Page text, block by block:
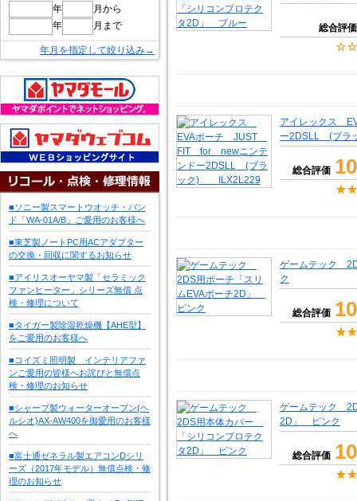
年
月から
年
月まで
年月を指定して絞り込み→
■ソニー製スマートウオッチ・バン
ド「WA-01A/B」ご愛用のお客様へ
■東芝製ノートPC用ACアダプター
の交換・回収に関するお知らせ
■アイリスオーヤマ製「セラミック
ファンヒーター」シリーズ無償 点
検・修理について
■タイガー製除湿乾燥機【AHE型】
をご愛用のお客様へ
■コイズミ照明製 インテリアファ
ンご愛用の皆様へお詫びと無償点
検・修理のお知らせ
■シャープ製ウォーターオーブン(ヘ
ルシオ)AX-AW400を御愛用のお客様
へ
■富士通ゼネラル製エアコンDシリ
ーズ（2017年モデル）無償点検・修
理のお知らせ
総合評価
アイレックス
ー2DSLL (ブ
総合評価
ゲームテック
ク
総合評価
ゲームテック
2D」 ピンク
総合評価